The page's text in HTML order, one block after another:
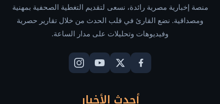
منصة إخبارية مصرية رائدة، نسعى لتقديم التغطية الصحفية بمهنية
ومصداقية. نضع القارئ في قلب الحدث من خلال تقارير حصرية
وفيديوهات وتحليلات على مدار الساعة.
أحدث الأخبار